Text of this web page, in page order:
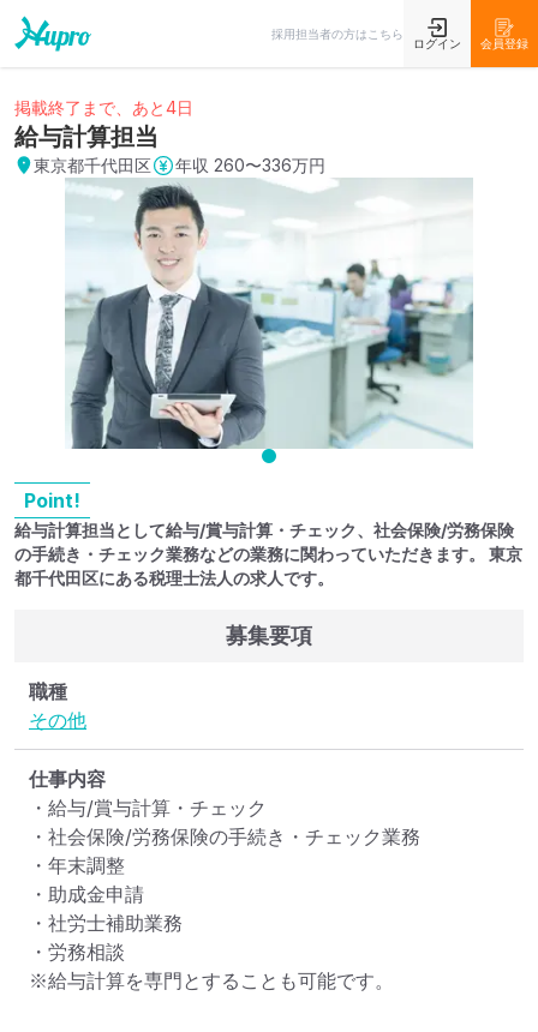
採用担当者の方はこちら
ログイン 会員登録
掲載終了まで、あと4日
給与計算担当
東京都千代田区 年収 260〜336万円
Point!
給与計算担当として給与/賞与計算・チェック、社会保険/労務保険
の手続き・チェック業務などの業務に関わっていただきます。 東京
都千代田区にある税理士法人の求人です。
募集要項
職種
その他
仕事内容
・給与/賞与計算・チェック
・社会保険/労務保険の手続き・チェック業務
・年末調整
・助成金申請
・社労士補助業務
・労務相談
※給与計算を専門とすることも可能です。